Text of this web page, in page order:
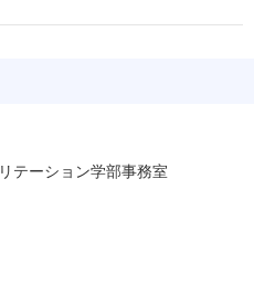
テーション学部事務室